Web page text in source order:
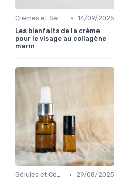
Crèmes et Sérums • 14/09/2025
Les bienfaits de la crème
pour le visage au collagène
marin
Gélules et Comprimés •
29/08/2025